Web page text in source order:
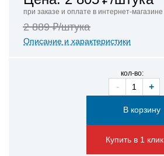
при заказе и оплате в интернет-магазине
2 889 ₽/штука
Описание и характеристики
кол-во:
- +
Купить в 1 клик